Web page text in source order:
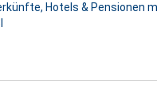
Hotels & Pensionen